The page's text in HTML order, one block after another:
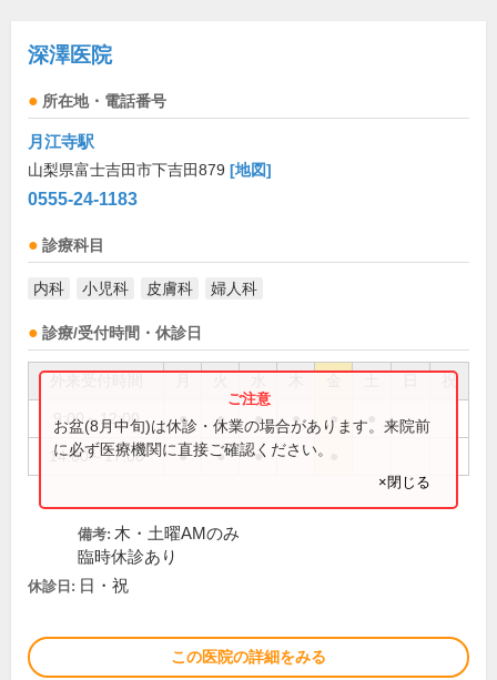
深澤医院
所在地・電話番号
月江寺駅
山梨県富士吉田市下吉田879 [地図]
0555-24-1183
診療科目
内科 小児科 皮膚科 婦人科
診療/受付時間・休診日
祝
9:00～12:00 ● ● ● ● ●
14:00～17:00 ● ● ●
お盆(8月中旬)は休診・休業の場合があります。来院前
に必ず医療機関に直接ご確認ください。
×閉じる
備考: 木・土曜AMのみ
臨時休診あり
休診日: 日・祝
この医院の詳細をみる